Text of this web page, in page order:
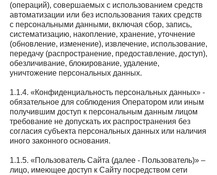
(операций), совершаемых с использованием средств
автоматизации или без использования таких средств
с персональными данными, включая сбор, запись,
систематизацию, накопление, хранение, уточнение
(обновление, изменение), извлечение, использование,
передачу (распространение, предоставление, доступ),
обезличивание, блокирование, удаление,
уничтожение персональных данных.
1.1.4. «Конфиденциальность персональных данных» -
обязательное для соблюдения Оператором или иным
получившим доступ к персональным данным лицом
требование не допускать их распространения без
согласия субъекта персональных данных или наличия
иного законного основания.
1.1.5. «Пользователь Сайта (далее ‑ Пользователь)» –
лицо, имеющее доступ к Сайту посредством сети